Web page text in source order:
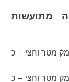
מתועשות
עד 20 מ"ר בעומק מטר וחצי – כ
עד 25 מ"ר בעומק מטר וחצי – כ